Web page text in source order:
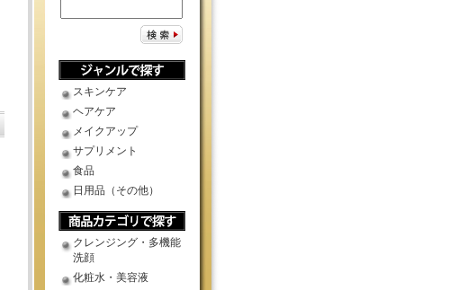
スキンケア
ヘアケア
メイクアップ
サプリメント
食品
日用品（その他）
クレンジング・多機能
洗顔
化粧水・美容液